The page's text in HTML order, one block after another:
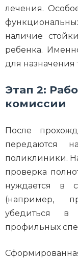
лечения.
наличие
ребенка.
для назначения
Этап 2:
комиссии
После
передаются
поликлиники.
проверка
нуждается в
(например,
убедиться в
профильных